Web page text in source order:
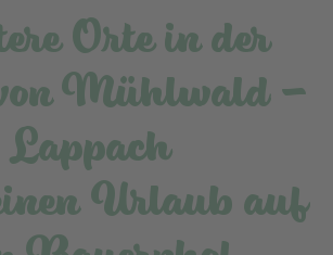
Orte in der
Mühlwald -
Lappach
Urlaub auf